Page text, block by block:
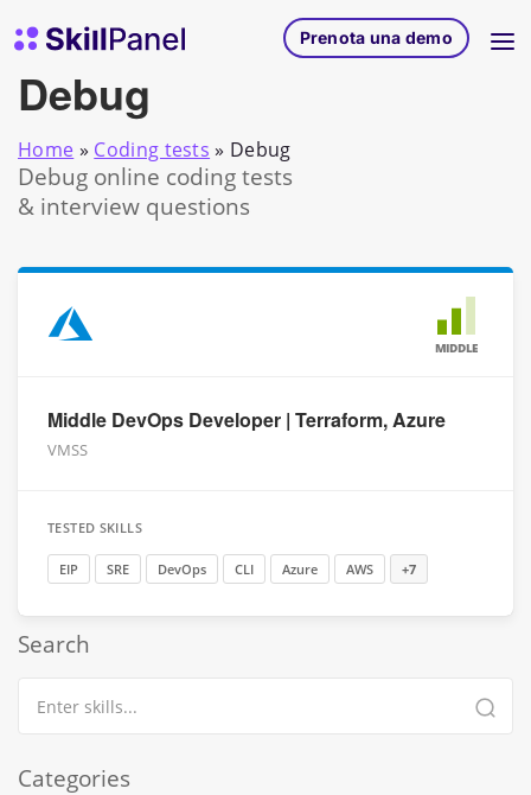
SkillPanel homepage
Prenota una demo
Debug
Home » Coding tests » Debug
Debug online coding tests
& interview questions
MIDDLE
Middle DevOps Developer | Terraform, Azure
VMSS
TESTED SKILLS
EIP SRE DevOps CLI Azure AWS +7
Search
Categories